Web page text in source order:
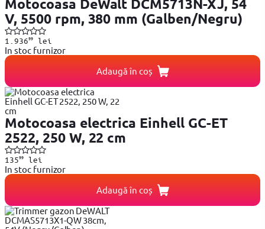
Motocoasa DeWalt DCM5713N-XJ, 54
V, 5500 rpm, 380 mm (Galben/Negru)
1.93699lei
In stoc furnizor
Adaugă în coș
Motocoasa electrica Einhell GC-ET
2522, 250 W, 22 cm
13599lei
In stoc furnizor
Adaugă în coș